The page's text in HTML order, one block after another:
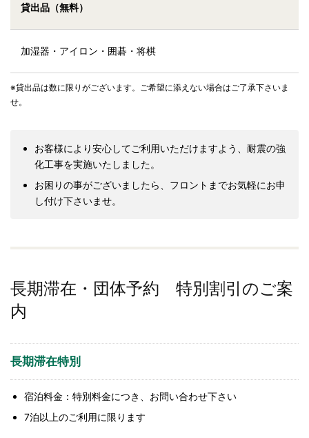
貸出品（無料）
加湿器・アイロン・囲碁・将棋
※貸出品は数に限りがございます。ご希望に添えない場合はご了承下さいま
せ。
お客様により安心してご利用いただけますよう、耐震の強
化工事を実施いたしました。
お困りの事がございましたら、フロントまでお気軽にお申
し付け下さいませ。
長期滞在・団体予約 特別割引のご案
内
長期滞在特別
宿泊料金：特別料金につき、お問い合わせ下さい
7泊以上のご利用に限ります